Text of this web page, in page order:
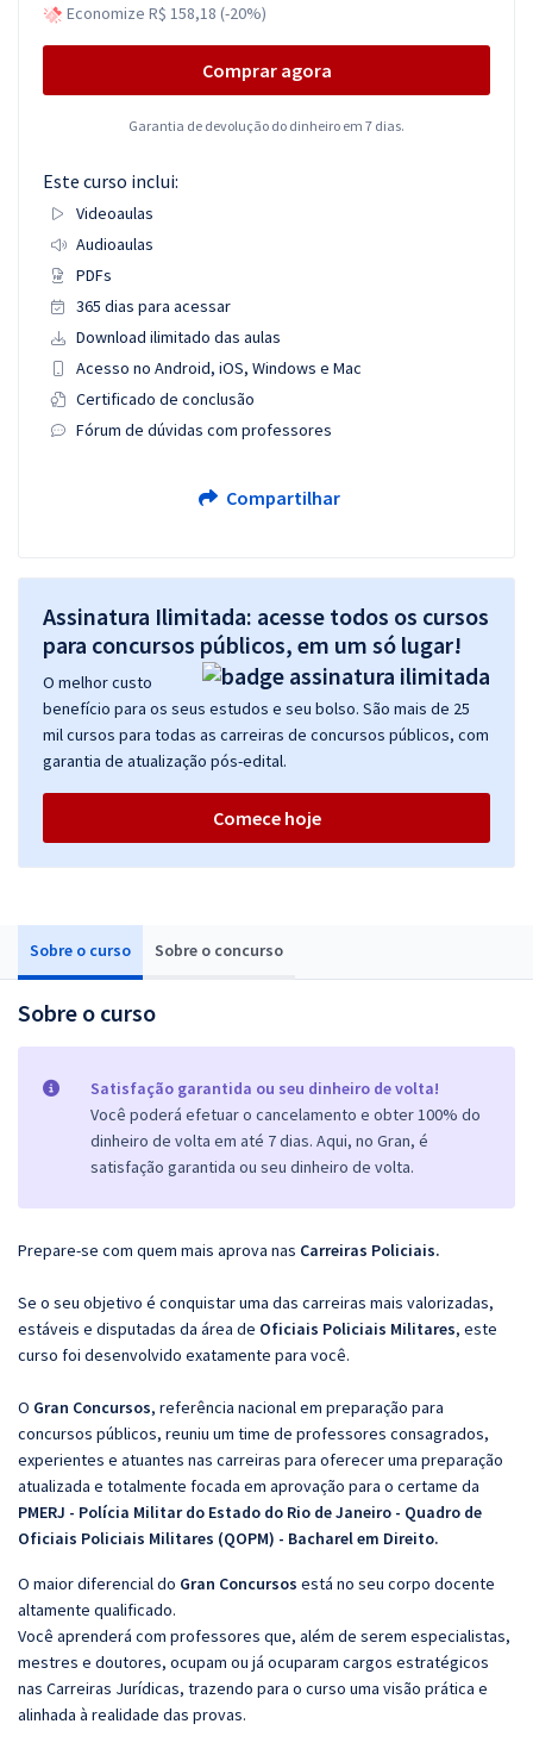
Sobre o curso Sobre o concurso
Sobre o curso
Satisfação garantida ou seu dinheiro de volta!
Você poderá efetuar o cancelamento e obter 100% do
dinheiro de volta em até 7 dias. Aqui, no Gran, é
satisfação garantida ou seu dinheiro de volta.
Prepare-se com quem mais aprova nas Carreiras Policiais.
Se o seu objetivo é conquistar uma das carreiras mais valorizadas,
estáveis e disputadas da área de Oficiais Policiais Militares, este
curso foi desenvolvido exatamente para você.
O Gran Concursos, referência nacional em preparação para
concursos públicos, reuniu um time de professores consagrados,
experientes e atuantes nas carreiras para oferecer uma preparação
atualizada e totalmente focada em aprovação para o certame da
PMERJ - Polícia Militar do Estado do Rio de Janeiro - Quadro de
Oficiais Policiais Militares (QOPM) - Bacharel em Direito.
O maior diferencial do Gran Concursos está no seu corpo docente
altamente qualificado.
Você aprenderá com professores que, além de serem especialistas,
mestres e doutores, ocupam ou já ocuparam cargos estratégicos
nas Carreiras Jurídicas, trazendo para o curso uma visão prática e
alinhada à realidade das provas.
Economize R$ 158,18 (-20%)
Comprar agora
Garantia de devolução do dinheiro em 7 dias.
Este curso inclui:
Videoaulas
Audioaulas
PDFs
365 dias para acessar
Download ilimitado das aulas
Acesso no Android, iOS, Windows e Mac
Certificado de conclusão
Fórum de dúvidas com professores
Compartilhar
Assinatura Ilimitada: acesse todos os cursos
para concursos públicos, em um só lugar!
O melhor custo
benefício para os seus estudos e seu bolso. São mais de 25
mil cursos para todas as carreiras de concursos públicos, com
garantia de atualização pós-edital.
Comece hoje